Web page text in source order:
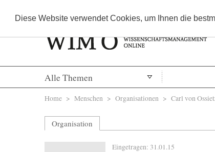
Diese Website verwendet Cookies, um Ihnen die
Alle Themen
Sie sind hier
Home > Menschen > Organisationen > Carl von
Organisation
Eingetragen: 31.01.15